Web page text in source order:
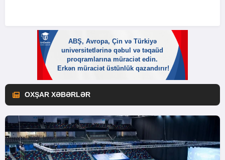
OXŞAR XƏBƏRLƏR